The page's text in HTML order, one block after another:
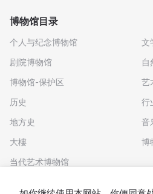
博物馆目录
个人与纪念博物馆
剧院博物馆
博物馆-保护区
历史
地方史
大樓
当代艺术博物馆
文
自
艺
行
音
博